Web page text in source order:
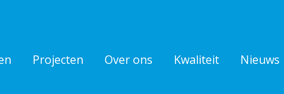
Projecten Over ons Kwaliteit Nieuws